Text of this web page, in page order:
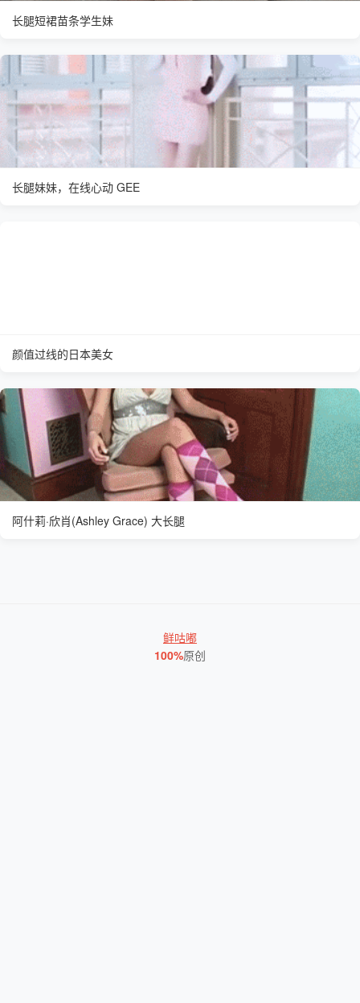
长腿短裙苗条学生妹
长腿妹妹，在线心动 GEE
颜值过线的日本美女
阿什莉·欣肖(Ashley Grace) 大长腿
鲜咕嘟
100%原创